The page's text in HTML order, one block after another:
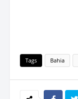
Tags Bahia